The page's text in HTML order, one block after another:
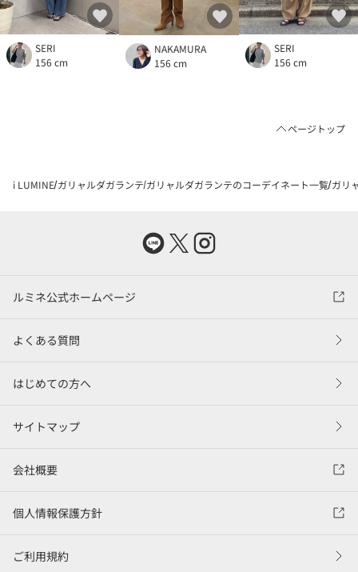
SERI
156 cm
NAKAMURA
156 cm
SERI
156 cm
ページトップ
i LUMINE ガリャルダガランテ ガリャルダガランテのコーデイネート一覧 ガリ
ルミネ公式ホームページ
よくある質問
はじめての方へ
サイトマップ
会社概要
個人情報保護方針
ご利用規約